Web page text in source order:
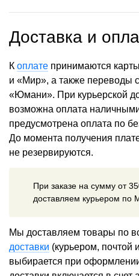
Доставка и
К оплате принимаются
и «Мир», а также переводы
«Юмани». При курьерской
возможна оплата
предусмотрена оплата по
До момента получения
не резервируются.
При заказе на сумму от
доставляем курьером по
Мы доставляем товары по
доставки (курьером, почтой
выбирается при